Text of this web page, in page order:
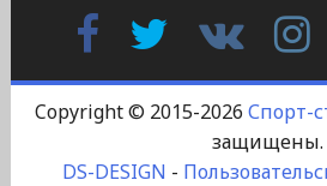
FacebookTwitter
Copyright © 2015-2026 Спорт-
защищены.
DS-DESIGN -